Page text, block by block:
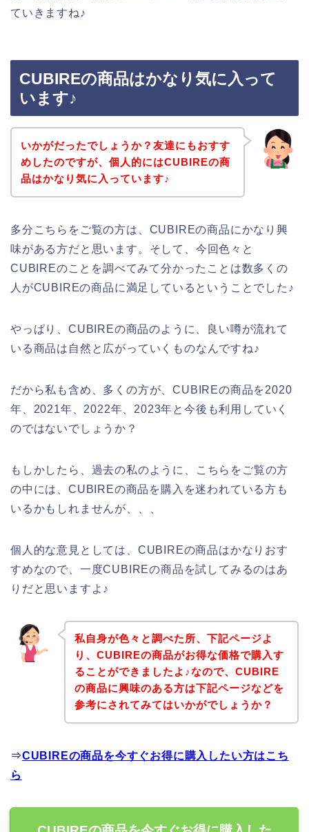
ていきますね♪
CUBIREの商品はかなり気に入って
います♪
いかがだったでしょうか？友達にもおすす
めしたのですが、個人的にはCUBIREの商
品はかなり気に入っています♪
多分こちらをご覧の方は、CUBIREの商品にかなり興
味がある方だと思います。そして、今回色々と
CUBIREのことを調べてみて分かったことは数多くの
人がCUBIREの商品に満足しているということでした♪
やっぱり、CUBIREの商品のように、良い噂が流れて
いる商品は自然と広がっていくものなんですね♪
だから私も含め、多くの方が、CUBIREの商品を2020
年、2021年、2022年、2023年と今後も利用していく
のではないでしょうか？
もしかしたら、過去の私のように、こちらをご覧の方
の中には、CUBIREの商品を購入を迷われている方も
いるかもしれませんが、、、
個人的な意見としては、CUBIREの商品はかなりおす
すめなので、一度CUBIREの商品を試してみるのはあ
りだと思いますよ♪
私自身が色々と調べた所、下記ページよ
り、CUBIREの商品がお得な価格で購入す
ることができましたよ♪なので、CUBIRE
の商品に興味のある方は下記ページなどを
参考にされてみてはいかがでしょうか？
⇒CUBIREの商品を今すぐお得に購入したい方はこち
ら